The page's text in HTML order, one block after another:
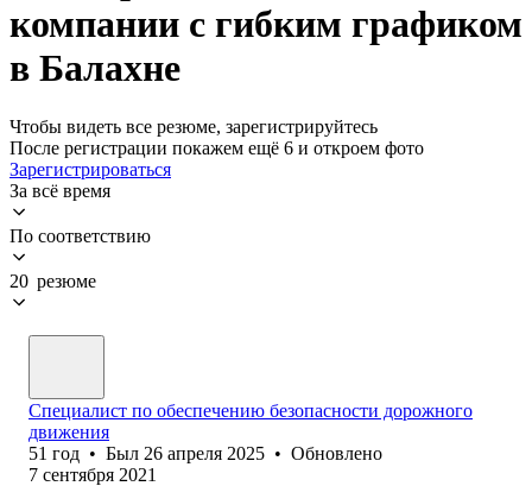
компании с гибким графиком
в Балахне
Чтобы видеть все резюме, зарегистрируйтесь
После регистрации покажем ещё 6 и откроем фото
Зарегистрироваться
За всё время
По соответствию
20 резюме
Специалист по обеспечению безопасности дорожного
движения
51 год • Был 26 апреля 2025 • Обновлено
7 сентября 2021